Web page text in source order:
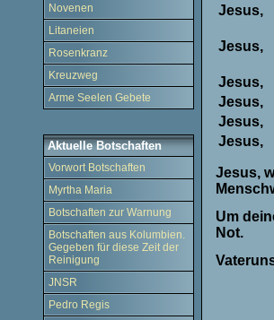
Novenen
Litaneien
Rosenkranz
Kreuzweg
Arme Seelen Gebete
Aktuelle Botschaften
Vorwort Botschaften
Myrtha Maria
Botschaften zur Warnung
Botschaften aus Kolumbien.
Gegeben für diese Zeit der
Reinigung
JNSR
Pedro Regis
Jesus,
Jesus,
Jesus,
Jesus,
Jesus,
Jesus,
Jesus,
Um
Not.